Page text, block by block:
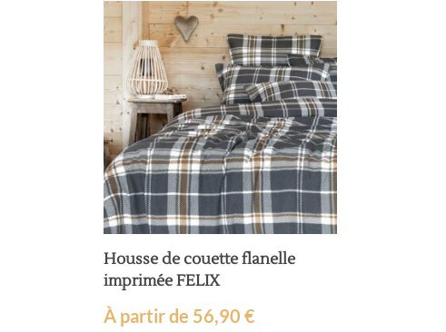
Housse de couette flanelle
imprimée FELIX
À partir de 56,90 €